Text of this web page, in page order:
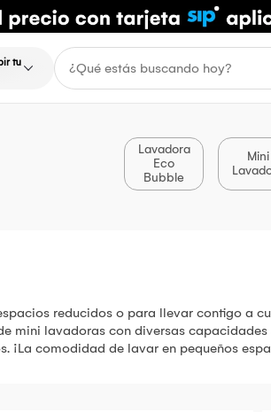
tu
Lavadora
Eco
Bubble
Mini
reducidos o para llevar contigo a
mini lavadoras con diversas
¡La comodidad de lavar en pequeños